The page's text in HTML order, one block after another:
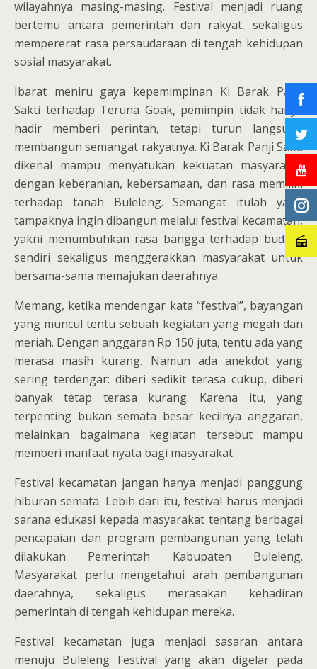
wilayahnya masing-masing. Festival menjadi ruang
bertemu antara pemerintah dan rakyat, sekaligus
mempererat rasa persaudaraan di tengah kehidupan
sosial masyarakat.
Ibarat meniru gaya kepemimpinan Ki Barak Panji
Sakti terhadap Teruna Goak, pemimpin tidak hanya
hadir memberi perintah, tetapi turun langsung
membangun semangat rakyatnya. Ki Barak Panji Sakti
dikenal mampu menyatukan kekuatan masyarakat
dengan keberanian, kebersamaan, dan rasa memiliki
terhadap tanah Buleleng. Semangat itulah yang
tampaknya ingin dibangun melalui festival kecamatan,
yakni menumbuhkan rasa bangga terhadap budaya
sendiri sekaligus menggerakkan masyarakat untuk
bersama-sama memajukan daerahnya.
Memang, ketika mendengar kata “festival”, bayangan
yang muncul tentu sebuah kegiatan yang megah dan
meriah. Dengan anggaran Rp 150 juta, tentu ada yang
merasa masih kurang. Namun ada anekdot yang
sering terdengar: diberi sedikit terasa cukup, diberi
banyak tetap terasa kurang. Karena itu, yang
terpenting bukan semata besar kecilnya anggaran,
melainkan bagaimana kegiatan tersebut mampu
memberi manfaat nyata bagi masyarakat.
Festival kecamatan jangan hanya menjadi panggung
hiburan semata. Lebih dari itu, festival harus menjadi
sarana edukasi kepada masyarakat tentang berbagai
pencapaian dan program pembangunan yang telah
dilakukan Pemerintah Kabupaten Buleleng.
Masyarakat perlu mengetahui arah pembangunan
daerahnya, sekaligus merasakan kehadiran
pemerintah di tengah kehidupan mereka.
Festival kecamatan juga menjadi sasaran antara
menuju Buleleng Festival yang akan digelar pada